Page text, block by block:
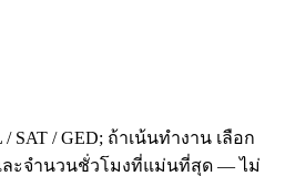
SAT / GED; ถ้าเน้นทำงาน เลือก
สและจำนวนชั่วโมงที่แม่นที่สุด — ไม่